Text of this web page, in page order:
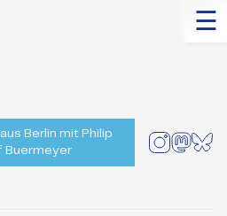
☰
Berlin mit Philip
Buermeyer